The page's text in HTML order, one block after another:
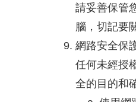
請妥善保管
腦，切記要
網路安全保
任何未經授
全的目的和